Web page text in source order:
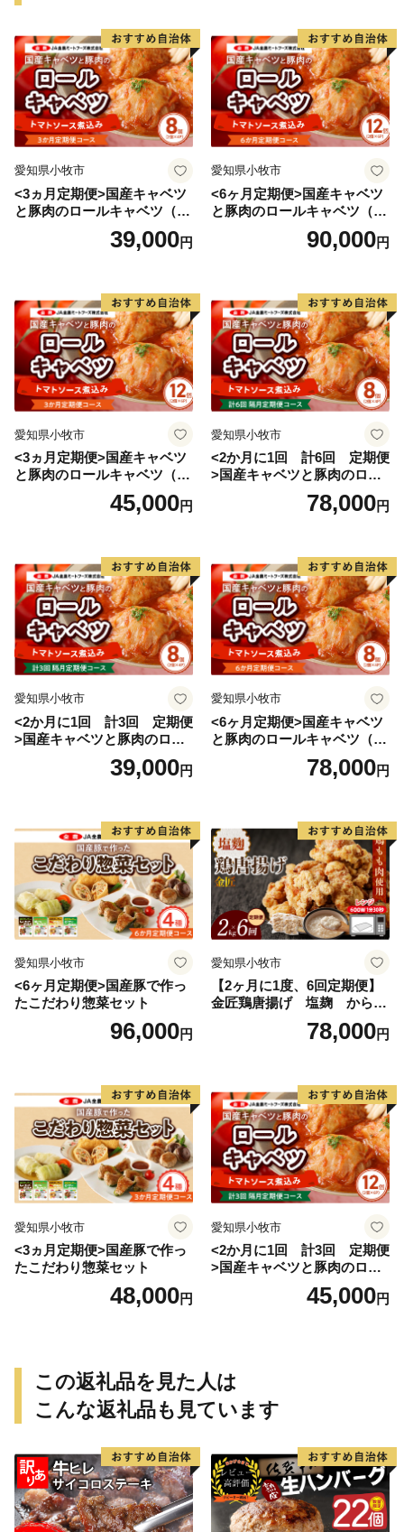
愛知県小牧市
<3ヵ月定期便>国産キャベツ
と豚肉のロールキャベツ（4P
39,000円
愛知県小牧市
<6ヶ月定期便>国産キャベツ
と豚肉のロールキャベツ（6P
90,000円
愛知県小牧市
<3ヵ月定期便>国産キャベツ
と豚肉のロールキャベツ（6P
45,000円
愛知県小牧市
<2か月に1回 計6回 定期便
>国産キャベツと豚肉のロー
ルキャベツ（4P入り）
78,000円
愛知県小牧市
<2か月に1回 計3回 定期便
>国産キャベツと豚肉のロー
ルキャベツ（4P入り）
39,000円
愛知県小牧市
<6ヶ月定期便>国産キャベツ
と豚肉のロールキャベツ（4P
78,000円
愛知県小牧市
<6ヶ月定期便>国産豚で作っ
たこだわり惣菜セット
96,000円
愛知県小牧市
【2ヶ月に1度、6回定期便】
金匠鶏唐揚げ 塩麹 からあ
78,000円
愛知県小牧市
<3ヵ月定期便>国産豚で作っ
たこだわり惣菜セット
48,000円
愛知県小牧市
<2か月に1回 計3回 定期便
>国産キャベツと豚肉のロー
ルキャベツ（6P入り）
45,000円
この返礼品を見た人は
こんな返礼品も見ています